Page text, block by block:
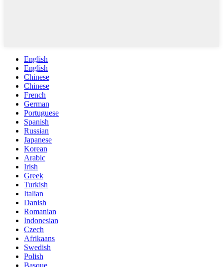
English
English
Chinese
Chinese
French
German
Portuguese
Spanish
Russian
Japanese
Korean
Arabic
Irish
Greek
Turkish
Italian
Danish
Romanian
Indonesian
Czech
Afrikaans
Swedish
Polish
Basque